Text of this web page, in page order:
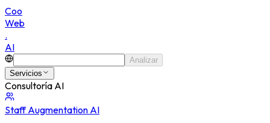
Coo
Web
.
AI
Analizar
Servicios
Consultoría AI
Staff Augmentation AI